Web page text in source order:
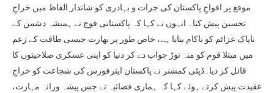
موقع پر افواجِ پاکستان کی جرات و بہادری کو شاندار الفاظ میں خراجِ
تحسین پیش کیا۔ انہوں نے کہا کہ پاکستانی فوج نے ہمیشہ دشمن کے
ناپاک عزائم کو ناکام بنایا ہے، خاص طور پر بھارت جیسی طاقت کے زعم
میں مبتلا قوم کو منہ توڑ جواب دے کر دنیا کو اپنی عسکری صلاحیتوں کا
قائل کر دیا۔ڈپٹی کمشنر نے پاکستان ایئرفورس کی شجاعت کو خراجِ
عقیدت پیش کرتے ہوئے کہا کہ ہماری فضائیہ نے جس پیشہ ورانہ مہارت،